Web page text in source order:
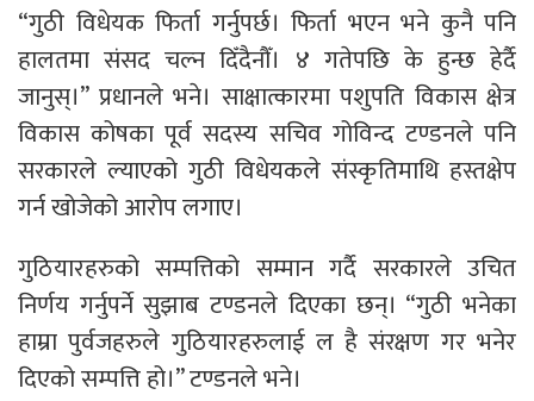
“गुठी विधेयक फिर्ता गर्नुपर्छ। फिर्ता भएन भने कुनै पनि
हालतमा संसद चल्न दिँदैनौँ। ४ गतेपछि के हुन्छ हेर्दै
जानुस्।” प्रधानले भने। साक्षात्कारमा पशुपति विकास क्षेत्र
विकास कोषका पूर्व सदस्य सचिव गोविन्द टण्डनले पनि
सरकारले ल्याएको गुठी विधेयकले संस्कृतिमाथि हस्तक्षेप
गर्न खोजेको आरोप लगाए।
गुठियारहरुको सम्पत्तिको सम्मान गर्दै सरकारले उचित
निर्णय गर्नुपर्ने सुझाब टण्डनले दिएका छन्। “गुठी भनेका
हाम्रा पुर्वजहरुले गुठियारहरुलाई ल है संरक्षण गर भनेर
दिएको सम्पत्ति हो।” टण्डनले भने।